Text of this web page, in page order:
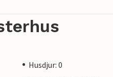
Husdjur: 0